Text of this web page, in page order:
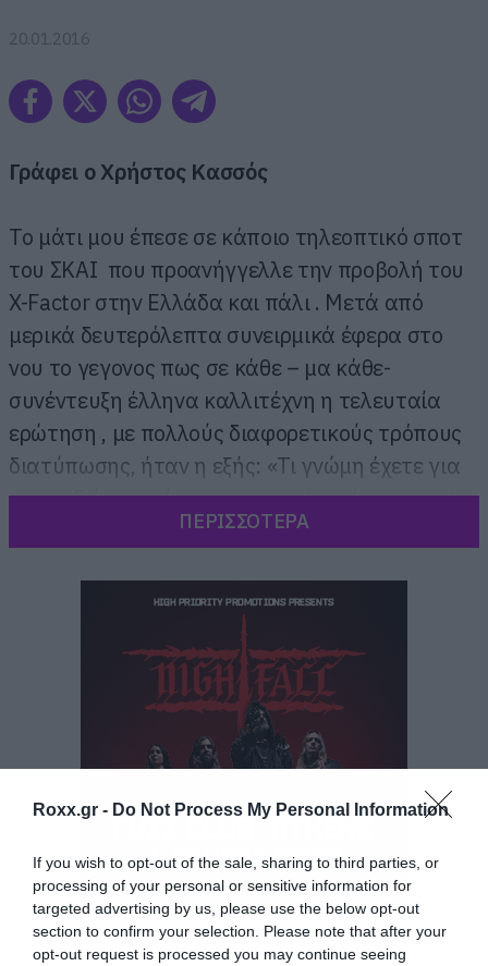
Roxx.gr - Do Not Process My Personal Information
If you wish to opt-out of the sale, sharing to third parties, or
processing of your personal or sensitive information for
targeted advertising by us, please use the below opt-out
section to confirm your selection. Please note that after your
opt-out request is processed you may continue seeing
20.01.2016
Γράφει ο Χρήστος Κασσός
Το μάτι μου έπεσε σε κάποιο τηλεοπτικό σποτ
του ΣΚΑΙ που προανήγγελλε την προβολή του
X-Factor στην Ελλάδα και πάλι . Μετά από
μερικά δευτερόλεπτα συνειρμικά έφερα στο
νου το γεγονος πως σε κάθε – μα κάθε-
συνέντευξη έλληνα καλλιτέχνη η τελευταία
ερώτηση , με πολλούς διαφορετικούς τρόπους
διατύπωσης, ήταν η εξής: «Τι γνώμη έχετε για
τα παιδιά που γίνονται γνωστά από μουσικούς
τηλεοπτικούς διαγωνισμούς/εκπομπές ;»
ΠΕΡΙΣΣΟΤΕΡΑ